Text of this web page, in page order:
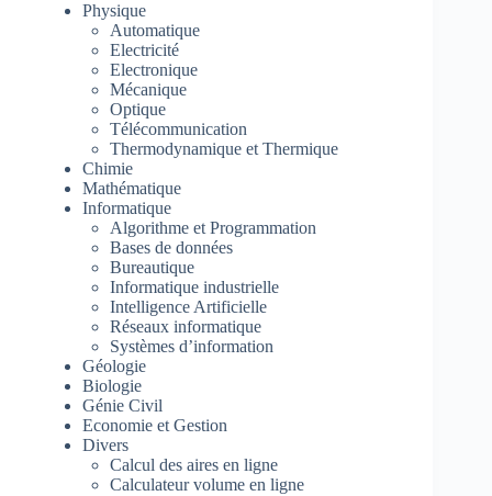
Physique
Automatique
Electricité
Electronique
Mécanique
Optique
Télécommunication
Thermodynamique et Thermique
Chimie
Mathématique
Informatique
Algorithme et Programmation
Bases de données
Bureautique
Informatique industrielle
Intelligence Artificielle
Réseaux informatique
Systèmes d’information
Géologie
Biologie
Génie Civil
Economie et Gestion
Divers
Calcul des aires en ligne
Calculateur volume en ligne